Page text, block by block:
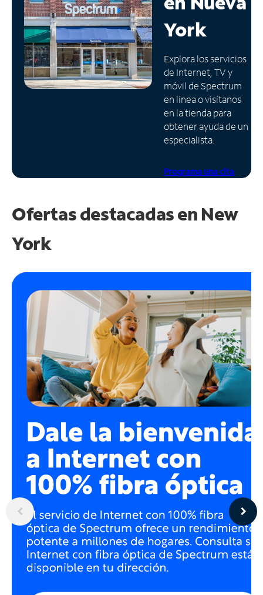
Administrar
cuenta
Encuentra
una
tienda
York
Explora los servicios
de Internet, TV y
móvil de Spectrum
en línea o visítanos
en la tienda para
obtener ayuda de un
especialista.
Programa una cita
Ofertas destacadas en New
York